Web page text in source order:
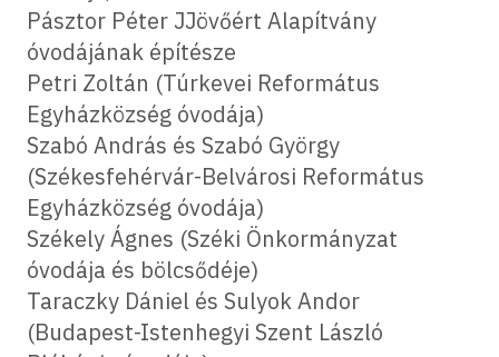
Pásztor Péter JJövőért Alapítvány
óvodájának építésze
Petri Zoltán (Túrkevei Református
Egyházközség óvodája)
Szabó András és Szabó György
(Székesfehérvár-Belvárosi Református
Egyházközség óvodája)
Székely Ágnes (Széki Önkormányzat
óvodája és bölcsődéje)
Taraczky Dániel és Sulyok Andor
(Budapest-Istenhegyi Szent László